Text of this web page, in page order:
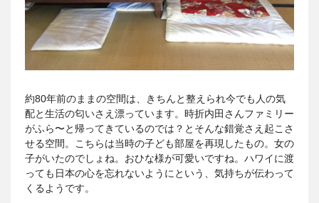
約80年前のままの空間は、きちんと整えられ今でも人の気
配と生活の匂いさえ漂っています。時折内田さんファミリー
がふら〜と帰ってきているのでは？とそんな錯覚さえ起こさ
せる空間。こちらは当時の子ども部屋を再現したもの。女の
子がいたのでしょね。おひな様が可愛いですね。ハワイに渡
っても日本の心を忘れないようにという、気持ちが伝わって
くるようです。